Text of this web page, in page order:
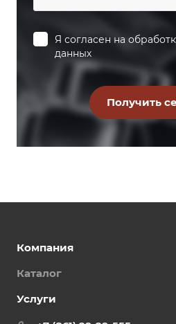
Я согласен на
данных
Компания
Каталог
Услуги